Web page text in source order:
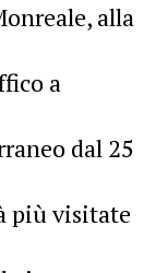
alla
a
dal 25
più visitate